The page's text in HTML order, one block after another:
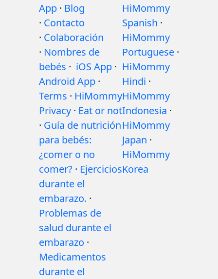
App · Blog
· Contacto
· Colaboración
· Nombres de
bebés · iOS App ·
Android App ·
Terms · HiMommy
Privacy · Eat or not
· Guía de nutrición
para bebés:
¿comer o no
comer? · Ejercicios
durante el
embarazo. ·
Problemas de
salud durante el
embarazo ·
Medicamentos
durante el
HiMommy
Spanish ·
HiMommy
Portuguese ·
HiMommy
Hindi ·
HiMommy
Indonesia ·
HiMommy
Japan ·
HiMommy
Korea